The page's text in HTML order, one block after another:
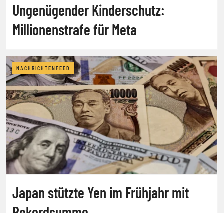
Ungenügender Kinderschutz:
Millionenstrafe für Meta
NACHRICHTENFEED
Japan stützte Yen im Frühjahr mit